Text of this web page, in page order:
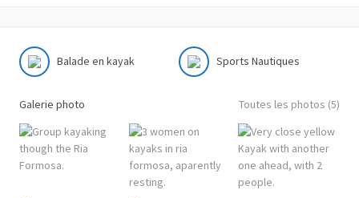
Balade en kayak Sports Nautiques
Galerie photo Toutes les photos (5)